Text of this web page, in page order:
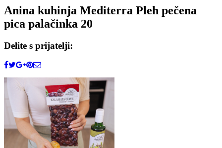
Anina kuhinja Mediterra Pleh pečena
pica palačinka 20
Delite s prijatelji: